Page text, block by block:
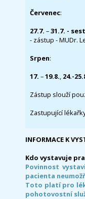
Červenec:
27.7. –31.7. -
- zástup - MUDr.
Srpen:
17. –19.8., 24.-
Zástup slouží
Zastupující
INFORMACE K
Kdo vystavuje
Povinnost
pacienta
Toto platí pro
pohotovostní